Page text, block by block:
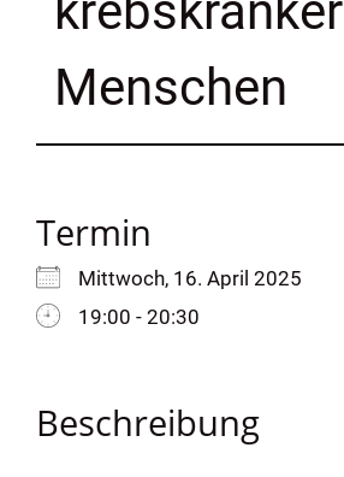
krebskranker
Menschen
Termin
Mittwoch, 16. April 2025
19:00 - 20:30
Beschreibung